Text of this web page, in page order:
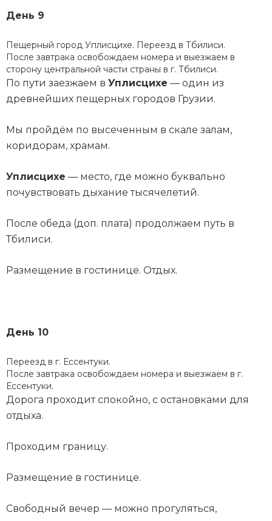
День 9
Пещерный город Уплисцихе. Переезд в Тбилиси.
После завтрака освобождаем номера и выезжаем в
сторону центральной части страны в г. Тбилиси.
По пути заезжаем в Уплисцихе — один из
древнейших пещерных городов Грузии.
Мы пройдём по высеченным в скале залам,
коридорам, храмам.
Уплисцихе — место, где можно буквально
почувствовать дыхание тысячелетий.
После обеда (доп. плата) продолжаем путь в
Тбилиси.
Размещение в гостинице. Отдых.
День 10
Переезд в г. Ессентуки.
После завтрака освобождаем номера и выезжаем в г.
Ессентуки.
Дорога проходит спокойно, с остановками для
отдыха.
Проходим границу.
Размещение в гостинице.
Свободный вечер — можно прогуляться,